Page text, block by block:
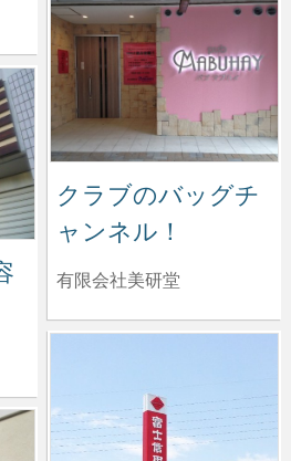
クラブのバッグチ
ャンネル！
有限会社美研堂